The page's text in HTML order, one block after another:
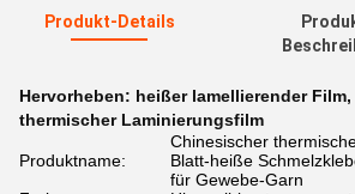
Produkt-Details
Hervorheben: heißer lamellierender Film,
thermischer Laminierungsfilm
Produktname:
Chinesischer
Blatt-heiße
für Gewebe-Garn